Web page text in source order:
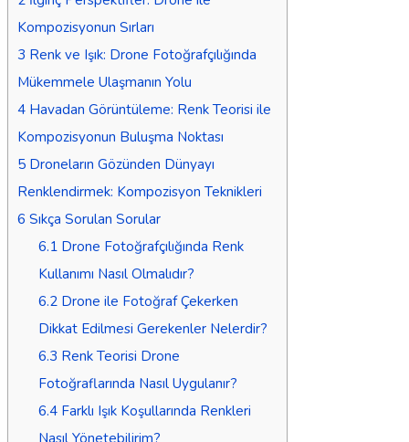
Kompozisyonun Sırları
3 Renk ve Işık: Drone Fotoğrafçılığında
Mükemmele Ulaşmanın Yolu
4 Havadan Görüntüleme: Renk Teorisi ile
Kompozisyonun Buluşma Noktası
5 Droneların Gözünden Dünyayı
Renklendirmek: Kompozisyon Teknikleri
6 Sıkça Sorulan Sorular
6.1Drone Fotoğrafçılığında Renk
Kullanımı Nasıl Olmalıdır?
6.2Drone ile Fotoğraf Çekerken
Dikkat Edilmesi Gerekenler Nelerdir?
6.3 Renk Teorisi Drone
Fotoğraflarında Nasıl Uygulanır?
6.4Farklı Işık Koşullarında Renkleri
Nasıl Yönetebilirim?